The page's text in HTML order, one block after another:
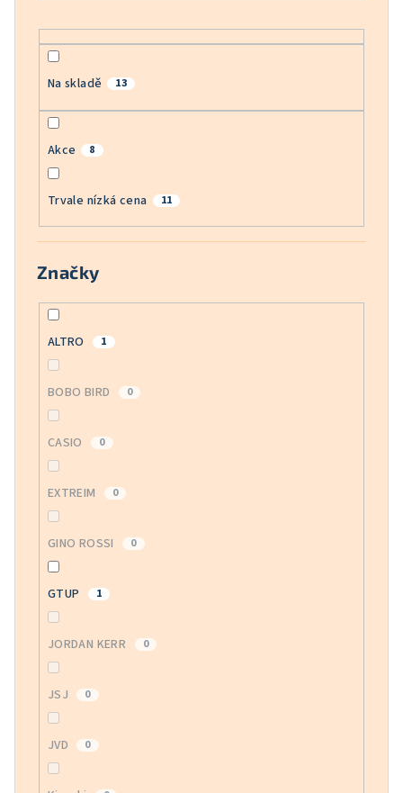
Na skladě 13
Akce 8
Trvale nízká cena 11
Značky
ALTRO 1
BOBO BIRD 0
CASIO 0
EXTREIM 0
GINO ROSSI 0
GTUP 1
JORDAN KERR 0
JSJ 0
JVD 0